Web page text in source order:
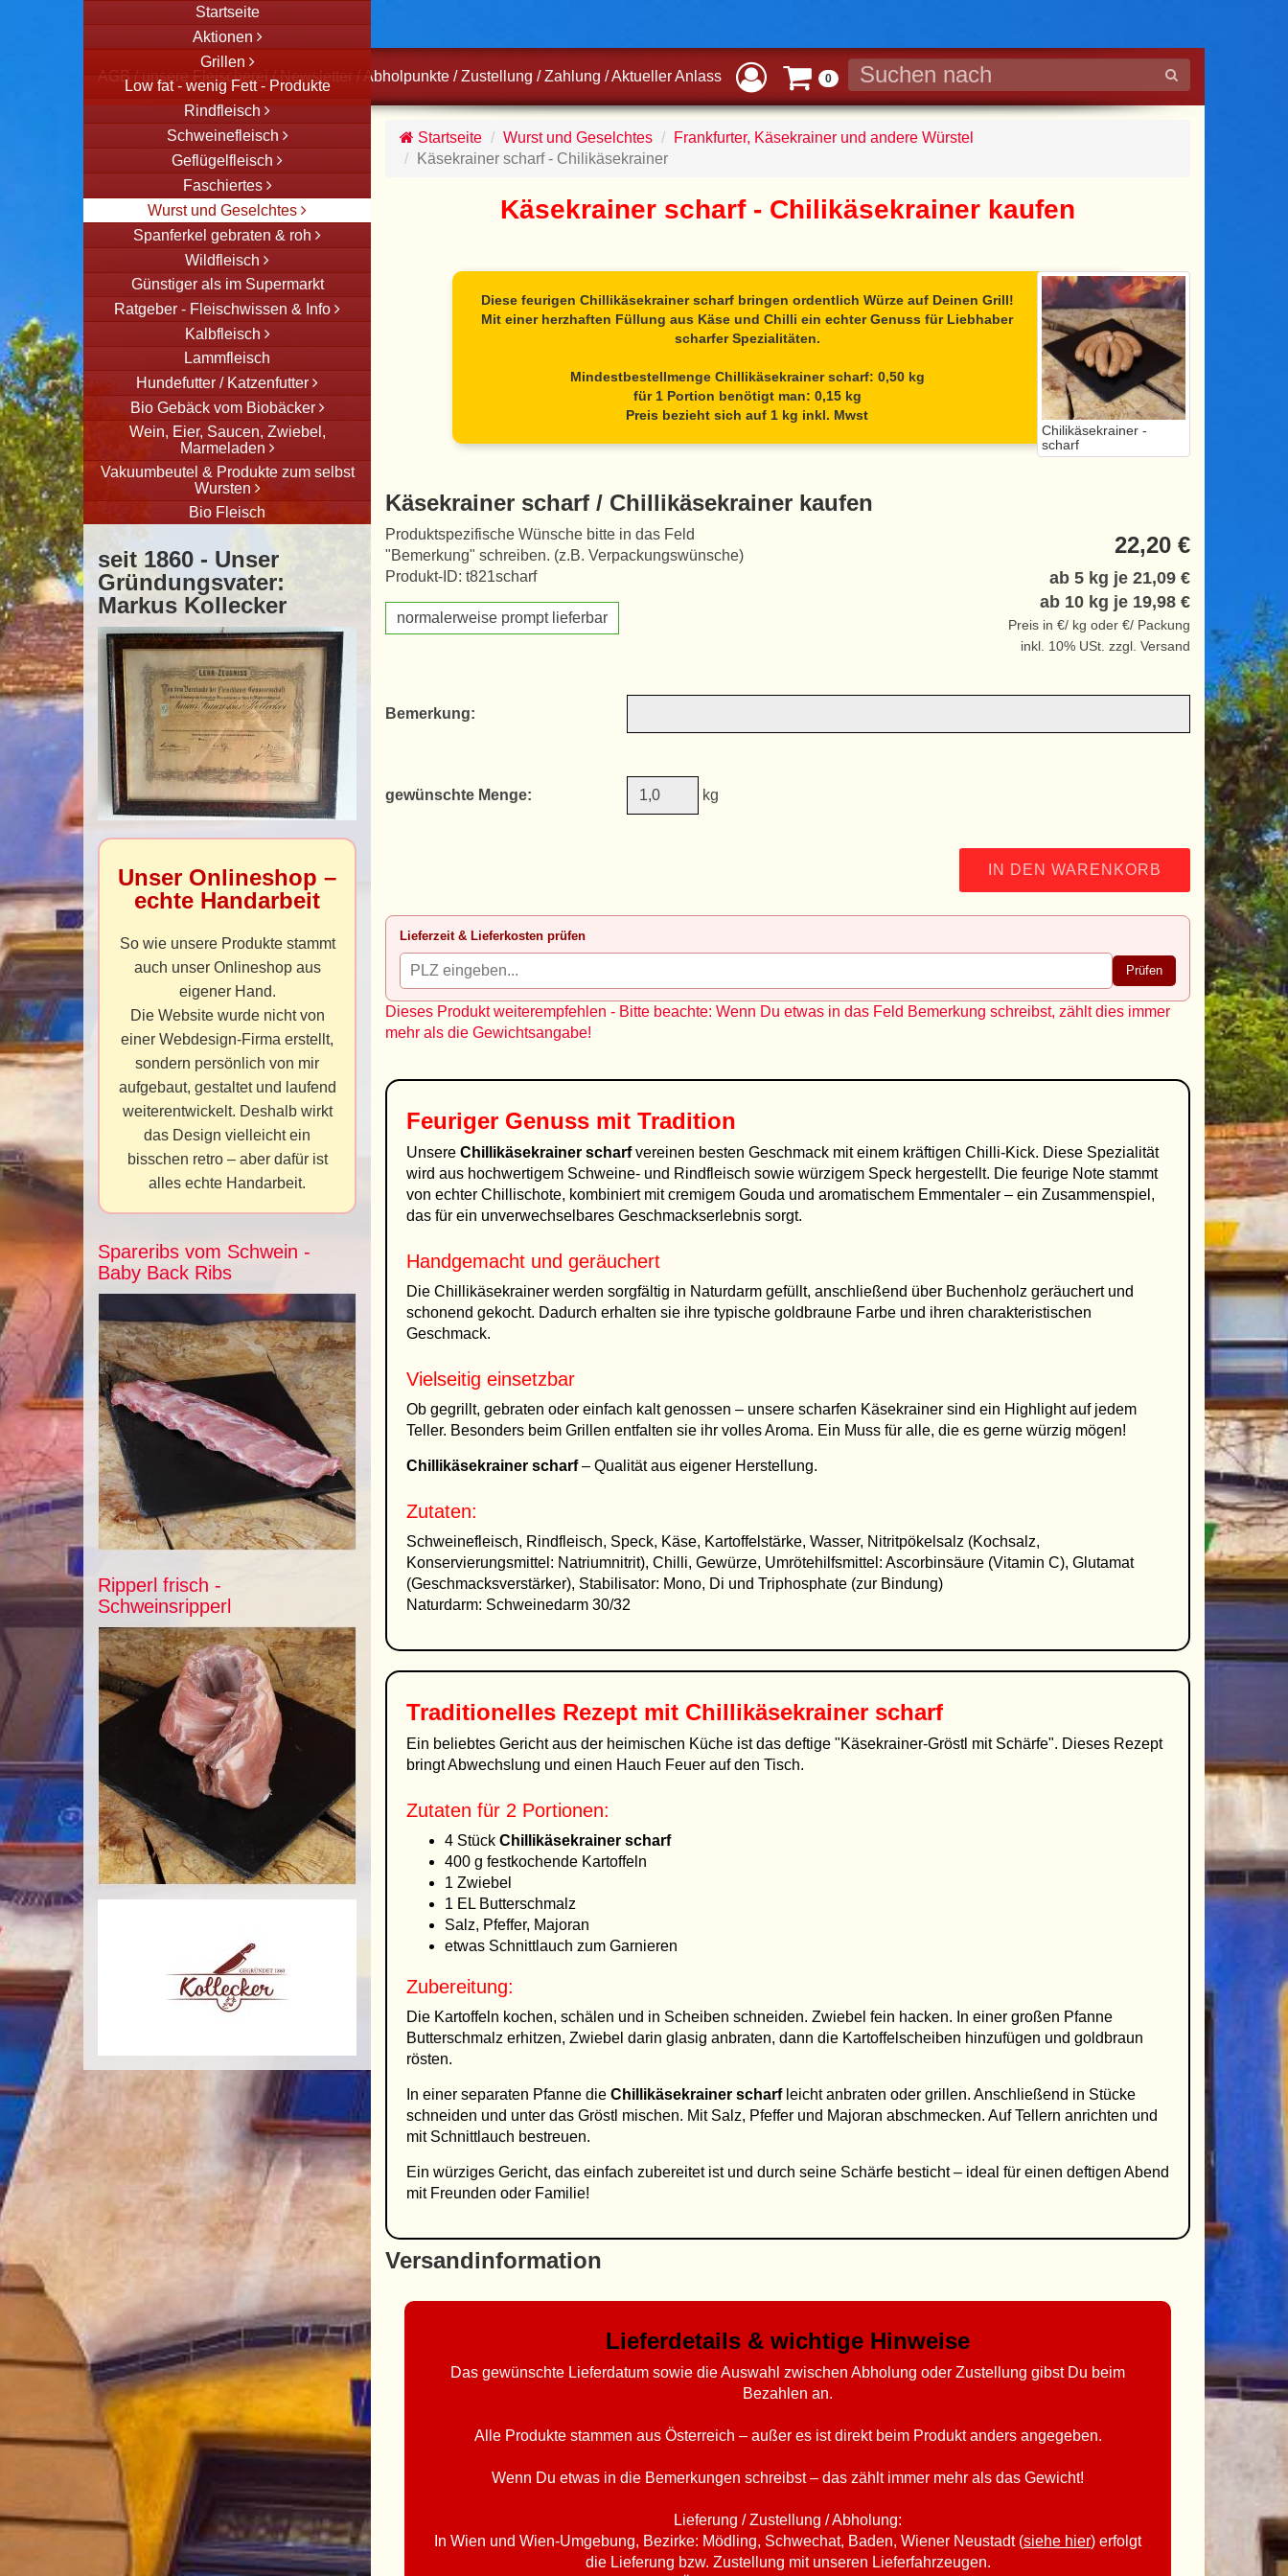
AGB / unsere Fleischerei / Newsletter /Abholpunkte / Zustellung / Zahlung /Aktueller Anlass 0
Startseite
Aktionen
Grillen
Low fat - wenig Fett - Produkte
Rindfleisch
Schweinefleisch
Geflügelfleisch
Faschiertes
Wurst und Geselchtes
Spanferkel gebraten & roh
Wildfleisch
Günstiger als im Supermarkt
Ratgeber - Fleischwissen & Info
Kalbfleisch
Lammfleisch
Hundefutter / Katzenfutter
Bio Gebäck vom Biobäcker
Wein, Eier, Saucen, Zwiebel,
Marmeladen
Vakuumbeutel & Produkte zum selbst
Wursten
Bio Fleisch
seit 1860 - Unser
Gründungsvater:
Markus Kollecker
Unser Onlineshop –
echte Handarbeit
So wie unsere Produkte stammt
auch unser Onlineshop aus
eigener Hand.
Die Website wurde nicht von
einer Webdesign-Firma erstellt,
sondern persönlich von mir
aufgebaut, gestaltet und laufend
weiterentwickelt. Deshalb wirkt
das Design vielleicht ein
bisschen retro – aber dafür ist
alles echte Handarbeit.
Spareribs vom Schwein -
Baby Back Ribs
Ripperl frisch -
Schweinsripperl
Startseite Wurst und Geselchtes
Frankfurter, Käsekrainer und andere Würstel
Käsekrainer scharf - Chilikäsekrainer
Käsekrainer scharf - Chilikäsekrainer kaufen
Chilikäsekrainer -
scharf
Diese feurigen Chillikäsekrainer scharfbringen ordentlich Würze auf Deinen Grill!
Mit einer herzhaften Füllung aus Käse und Chilli ein echter Genuss für Liebhaber
scharfer Spezialitäten.
Mindestbestellmenge Chillikäsekrainer scharf: 0,50 kg
für 1 Portion benötigt man: 0,15 kg
Preis bezieht sich auf 1 kg inkl. Mwst
Käsekrainer scharf / Chillikäsekrainer kaufen
Produktspezifische Wünsche bitte in das Feld
"Bemerkung" schreiben. (z.B. Verpackungswünsche)
Produkt-ID: t821scharf
normalerweise prompt lieferbar
22,20 €
ab 5 kg je 21,09 €
ab 10 kg je 19,98 €
Preis in €/ kg oder €/ Packung
inkl. 10% USt. zzgl. Versand
Bemerkung:
gewünschte Menge: kg
IN DEN WARENKORB
Lieferzeit & Lieferkosten prüfen
Prüfen
Dieses Produkt weiterempfehlen - Bitte beachte: Wenn Du etwas in das Feld Bemerkung schreibst, zählt dies immer
mehr als die Gewichtsangabe!
Feuriger Genuss mit Tradition
Unsere Chillikäsekrainer scharfvereinen besten Geschmack mit einem kräftigen Chilli-Kick. Diese Spezialität
wird aus hochwertigem Schweine- und Rindfleisch sowie würzigem Speck hergestellt. Die feurige Note stammt
von echter Chillischote, kombiniert mit cremigem Gouda und aromatischem Emmentaler – ein Zusammenspiel,
das für ein unverwechselbares Geschmackserlebnis sorgt.
Handgemacht und geräuchert
Die Chillikäsekrainer werden sorgfältig in Naturdarm gefüllt, anschließend über Buchenholz geräuchert und
schonend gekocht. Dadurch erhalten sie ihre typische goldbraune Farbe und ihren charakteristischen
Geschmack.
Vielseitig einsetzbar
Ob gegrillt, gebraten oder einfach kalt genossen – unsere scharfen Käsekrainer sind ein Highlight auf jedem
Teller. Besonders beim Grillen entfalten sie ihr volles Aroma. Ein Muss für alle, die es gerne würzig mögen!
Chillikäsekrainer scharf– Qualität aus eigener Herstellung.
Zutaten:
Schweinefleisch, Rindfleisch, Speck, Käse, Kartoffelstärke, Wasser, Nitritpökelsalz (Kochsalz,
Konservierungsmittel: Natriumnitrit), Chilli, Gewürze, Umrötehilfsmittel: Ascorbinsäure (Vitamin C), Glutamat
(Geschmacksverstärker), Stabilisator: Mono, Di und Triphosphate (zur Bindung)
Naturdarm: Schweinedarm 30/32
Traditionelles Rezept mit Chillikäsekrainer scharf
Ein beliebtes Gericht aus der heimischen Küche ist das deftige "Käsekrainer-Gröstl mit Schärfe". Dieses Rezept
bringt Abwechslung und einen Hauch Feuer auf den Tisch.
Zutaten für 2 Portionen:
4 Stück Chillikäsekrainer scharf
400 g festkochende Kartoffeln
1 Zwiebel
1 EL Butterschmalz
Salz, Pfeffer, Majoran
etwas Schnittlauch zum Garnieren
Zubereitung:
Die Kartoffeln kochen, schälen und in Scheiben schneiden. Zwiebel fein hacken. In einer großen Pfanne
Butterschmalz erhitzen, Zwiebel darin glasig anbraten, dann die Kartoffelscheiben hinzufügen und goldbraun
rösten.
In einer separaten Pfanne die Chillikäsekrainer scharfleicht anbraten oder grillen. Anschließend in Stücke
schneiden und unter das Gröstl mischen. Mit Salz, Pfeffer und Majoran abschmecken. Auf Tellern anrichten und
mit Schnittlauch bestreuen.
Ein würziges Gericht, das einfach zubereitet ist und durch seine Schärfe besticht – ideal für einen deftigen Abend
mit Freunden oder Familie!
Versandinformation
Lieferdetails & wichtige Hinweise
Das gewünschte Lieferdatum sowie die Auswahl zwischen Abholung oder Zustellung gibst Du beim
Bezahlen an.
Alle Produkte stammen aus Österreich – außer es ist direkt beim Produkt anders angegeben.
Wenn Du etwas in die Bemerkungen schreibst – das zählt immer mehr als das Gewicht!
Lieferung / Zustellung / Abholung:
In Wien und Wien-Umgebung, Bezirke: Mödling, Schwechat, Baden, Wiener Neustadt (siehe hier) erfolgt
die Lieferung bzw. Zustellung mit unseren Lieferfahrzeugen.